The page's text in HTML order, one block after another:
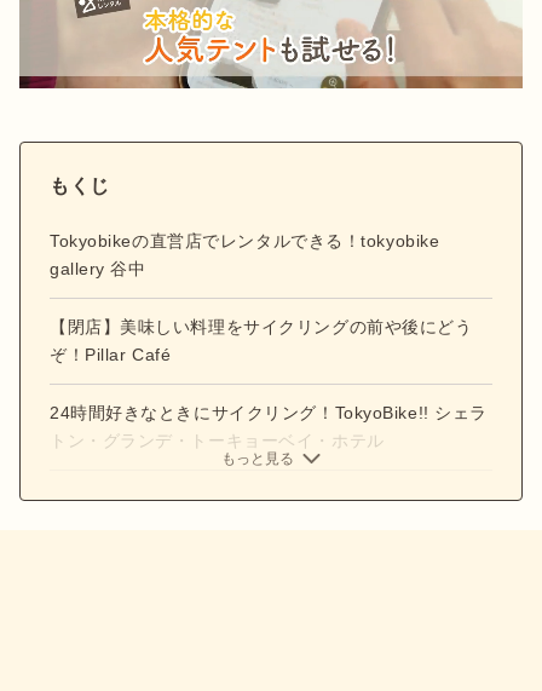
もくじ
Tokyobikeの直営店でレンタルできる！tokyobike
gallery 谷中
【閉店】美味しい料理をサイクリングの前や後にどう
ぞ！Pillar Café
24時間好きなときにサイクリング！TokyoBike!! シェラ
トン・グランデ・トーキョーベイ・ホテル
もっと見る